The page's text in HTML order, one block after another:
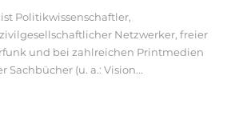
Politikwissenschaftler,
Netzwerker, freier
und bei zahlreichen Printmedien
Sachbücher (u. a.: Vision...